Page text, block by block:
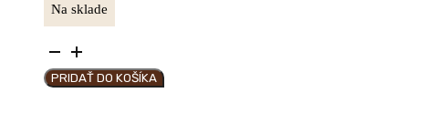
Na sklade
množstvo
BERTA
Distillerie
PRIDAŤ DO KOŠÍKA